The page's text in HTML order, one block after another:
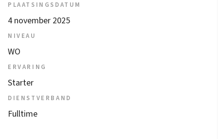
PLAATSINGSDATUM
4 november 2025
NIVEAU
WO
ERVARING
Starter
DIENSTVERBAND
Fulltime